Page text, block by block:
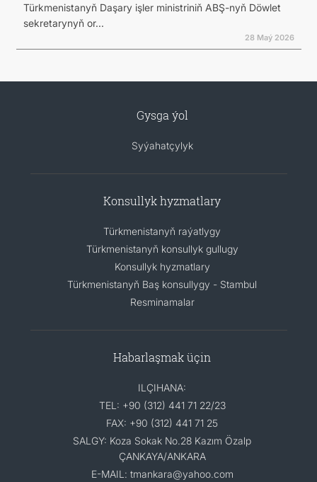
Türkmenistanyň Daşary işler ministriniň ABŞ-nyň Döwlet
sekretarynyň or...
28 Maý 2026
Gysga ýol
Syýahatçylyk
Konsullyk hyzmatlary
Türkmenistanyň raýatlygy
Türkmenistanyň konsullyk gullugy
Konsullyk hyzmatlary
Türkmenistanyň Baş konsullygy - Stambul
Resminamalar
Habarlaşmak üçin
ILÇIHANA:
TEL: +90 (312) 441 71 22/23
FAX: +90 (312) 441 71 25
SALGY: Koza Sokak No.28 Kazım Özalp
ÇANKAYA/ANKARA
E-MAIL: tmankara@yahoo.com